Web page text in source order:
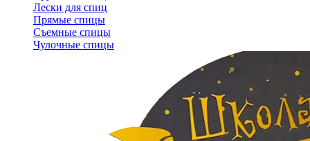
Лески для спиц
Прямые спицы
Съемные спицы
Чулочные спицы